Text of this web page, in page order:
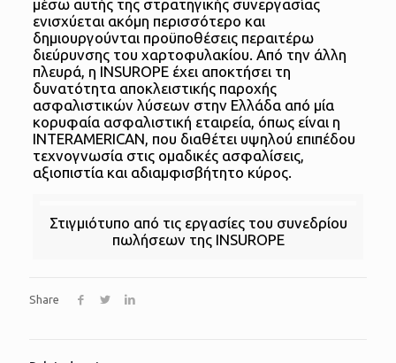
μέσω αυτής της στρατηγικής συνεργασίας
ενισχύεται ακόμη περισσότερο και
δημιουργούνται προϋποθέσεις περαιτέρω
διεύρυνσης του χαρτοφυλακίου. Από την άλλη
πλευρά, η INSUROPE έχει αποκτήσει τη
δυνατότητα αποκλειστικής παροχής
ασφαλιστικών λύσεων στην Ελλάδα από μία
κορυφαία ασφαλιστική εταιρεία, όπως είναι η
INTERAMERICAN, που διαθέτει υψηλού επιπέδου
τεχνογνωσία στις ομαδικές ασφαλίσεις,
αξιοπιστία και αδιαμφισβήτητο κύρος.
Στιγμιότυπο από τις εργασίες του συνεδρίου
πωλήσεων της INSUROPE
Share